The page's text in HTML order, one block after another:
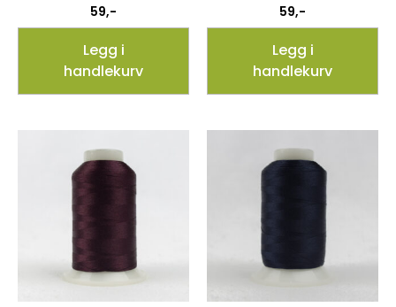
59,-
Legg i
handlekurv
59,-
Legg i
handlekurv